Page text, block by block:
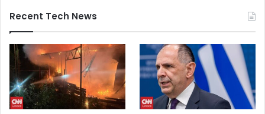
Recent Tech News